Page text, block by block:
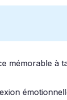
mémorable à